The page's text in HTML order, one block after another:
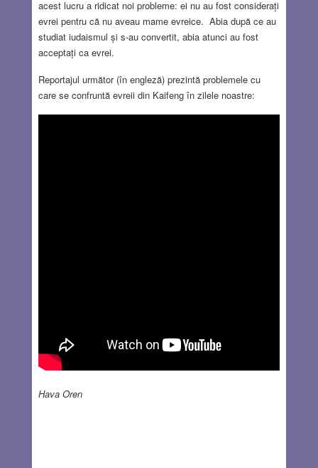
acest lucru a ridicat noi probleme: ei nu au fost considerați
evrei pentru că nu aveau mame evreice. Abia după ce au
studiat iudaismul și s-au convertit, abia atunci au fost
acceptați ca evrei.
Reportajul următor (în engleză) prezintă problemele cu
care se confruntă evreii din Kaifeng în zilele noastre:
Hava Oren